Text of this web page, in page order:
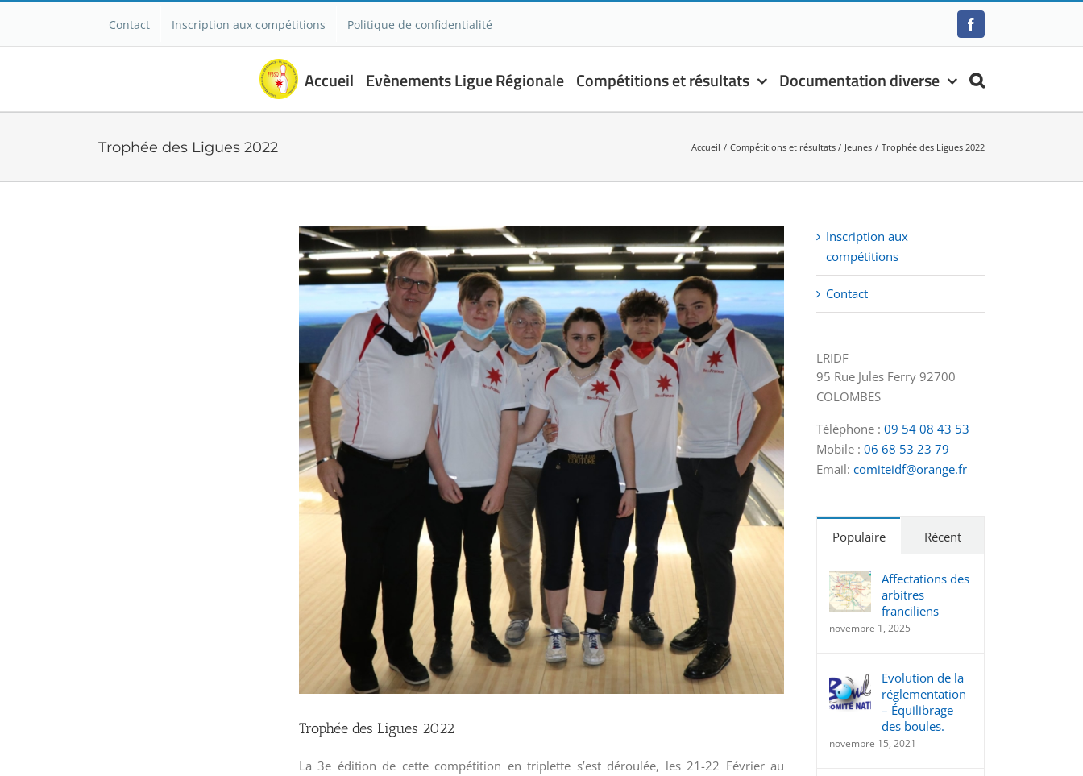
contenu
Contact Inscription aux compétitions Politique de confidentialité Facebook
Accueil Evènements Ligue Régionale Compétitions et résultats Documentation diverse
Trophée des Ligues 2022 Accueil Compétitions et résultats Jeunes Trophée des Ligues 2022
Voir
l'image
agrandie
Trophée des Ligues 2022
La 3e édition de cette compétition en triplette s’est déroulée, les 21-22 Février au
Inscription aux
compétitions
Contact
LRIDF
95 Rue Jules Ferry 92700
COLOMBES
Téléphone : 09 54 08 43 53
Mobile : 06 68 53 23 79
Email: comiteidf@orange.fr
Populaire Récent
Affectations des
arbitres
franciliens
novembre 1, 2025
Evolution de la
réglementation
– Équilibrage
des boules.
novembre 15, 2021